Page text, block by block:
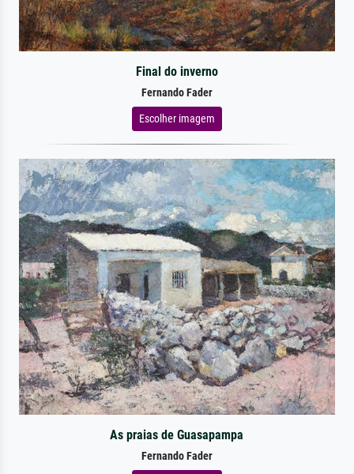
Final do inverno
Fernando Fader
Escolher imagem
As praias de Guasapampa
Fernando Fader